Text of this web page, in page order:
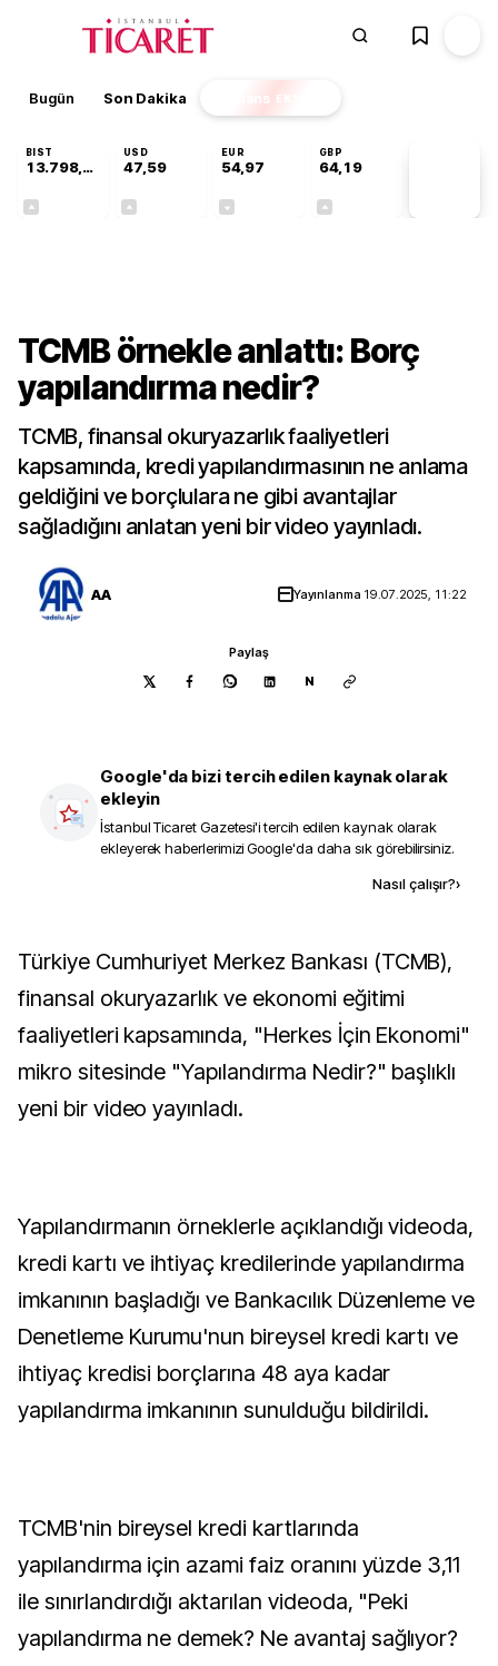
Bugün Son Dakika Finans EKSTRA
BIST
13.798,82
USD
47,59
EUR
54,97
GBP
64,19
TCMB örnekle anlattı: Borç
yapılandırma nedir?
TCMB, finansal okuryazarlık faaliyetleri
kapsamında, kredi yapılandırmasının ne anlama
geldiğini ve borçlulara ne gibi avantajlar
sağladığını anlatan yeni bir video yayınladı.
AA Yayınlanma 19.07.2025, 11:22
Paylaş
N
Google'da bizi tercih edilen kaynak olarak
ekleyin
İstanbul Ticaret Gazetesi'i tercih edilen kaynak olarak
ekleyerek haberlerimizi Google'da daha sık görebilirsiniz.
Nasıl çalışır?›
Türkiye Cumhuriyet Merkez Bankası (TCMB),
finansal okuryazarlık ve ekonomi eğitimi
faaliyetleri kapsamında, "Herkes İçin Ekonomi"
mikro sitesinde "Yapılandırma Nedir?" başlıklı
yeni bir video yayınladı.
Yapılandırmanın örneklerle açıklandığı videoda,
kredi kartı ve ihtiyaç kredilerinde yapılandırma
imkanının başladığı ve Bankacılık Düzenleme ve
Denetleme Kurumu'nun bireysel kredi kartı ve
ihtiyaç kredisi borçlarına 48 aya kadar
yapılandırma imkanının sunulduğu bildirildi.
TCMB'nin bireysel kredi kartlarında
yapılandırma için azami faiz oranını yüzde 3,11
ile sınırlandırdığı aktarılan videoda, "Peki
yapılandırma ne demek? Ne avantaj sağlıyor?